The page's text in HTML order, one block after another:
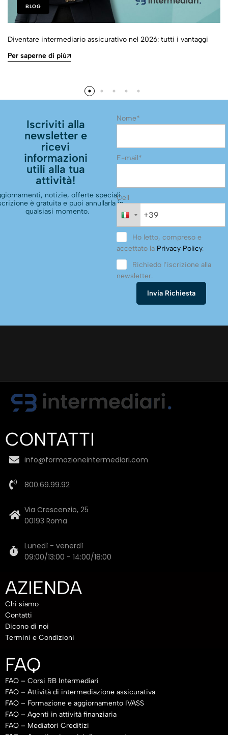
BLOG
Diventare intermediario assicurativo nel 2026: tutti i vantaggi
Per saperne di più
Iscriviti alla
newsletter e
ricevi
informazioni
utili alla tua
attività!
notizie, offerte speciali.
è gratuita e puoi annullarla in
qualsiasi momento.
Nome*
E-mail*
Cell
Ho letto, compreso e
accettato la Privacy Policy.
Richiedo l’iscrizione alla
newsletter.
CONTATTI
info@formazioneintermediari.com
800.69.99.92
Via Crescenzio, 25
00193 Roma
Lunedì - venerdì
09:00/13:00 - 14:00/18:00
AZIENDA
Chi siamo
Contatti
Dicono di noi
Termini e Condizioni
FAQ
FAQ – Corsi RB Intermediari
FAQ – Attività di intermediazione assicurativa
FAQ – Formazione e aggiornamento IVASS
FAQ – Agenti in attività finanziaria
FAQ – Mediatori Creditizi